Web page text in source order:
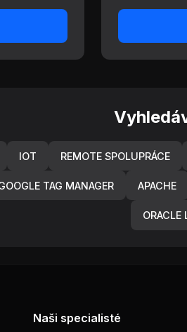
IOT REMOTE SPOLUPRÁCE
TAG MANAGER APACHE
ORACLE
Naši specialisté